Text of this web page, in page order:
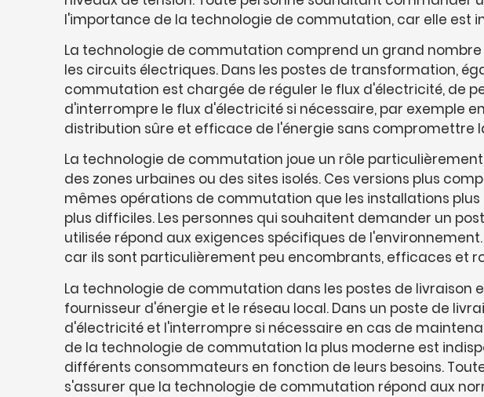
l'importance de la technologie de commutation, car elle est
La technologie de commutation comprend un grand
les circuits électriques. Dans les postes de transformation,
commutation est chargée de réguler le flux d'électricité, de
d'interrompre le flux d'électricité si nécessaire, par exemple
distribution sûre et efficace de l'énergie sans compromettre
La technologie de commutation joue un rôle
des zones urbaines ou des sites isolés. Ces versions plus
mêmes opérations de commutation que les installations
plus difficiles. Les personnes qui souhaitent demander un
utilisée répond aux exigences spécifiques de
car ils sont particulièrement peu encombrants, efficaces et
La technologie de commutation dans les postes de
fournisseur d'énergie et le réseau local. Dans un poste de
d'électricité et l'interrompre si nécessaire en cas de
de la technologie de commutation la plus moderne est
différents consommateurs en fonction de leurs besoins.
s'assurer que la technologie de commutation répond aux